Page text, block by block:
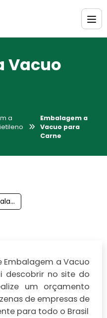
Vacuo
a
Embalagem a
Vacuo para
Carne
Embalagem Polietileno Canela
Embalagem a Vacuo
descobrir no site do
um orçamento
de empresas de
para todo o Brasil